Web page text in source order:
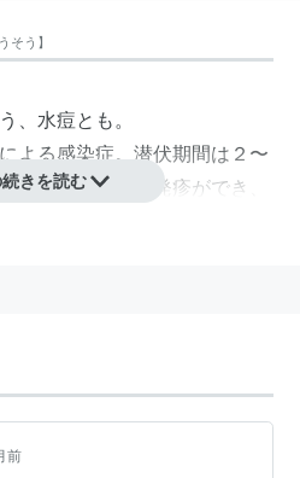
そう 】
、水痘とも。
よる感染症。潜伏期間は２〜
の非常にかゆい発疹ができ、
やすい。
たに変わるまでは登校（登
投与、軟膏の塗布。
きを読む
前